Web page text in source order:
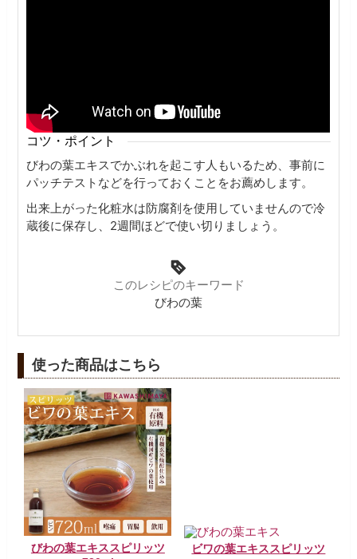
コツ・ポイント
びわの葉エキスでかぶれを起こす人もいるため、事前に
パッチテストなどを行っておくことをお薦めします。
出来上がった化粧水は防腐剤を使用していませんので冷
蔵後に保存し、2週間ほどで使い切りましょう。
このレシピのキーワード
びわの葉
使った商品はこちら
びわの葉エキススピリッツ
ビワの葉エキススピリッツ